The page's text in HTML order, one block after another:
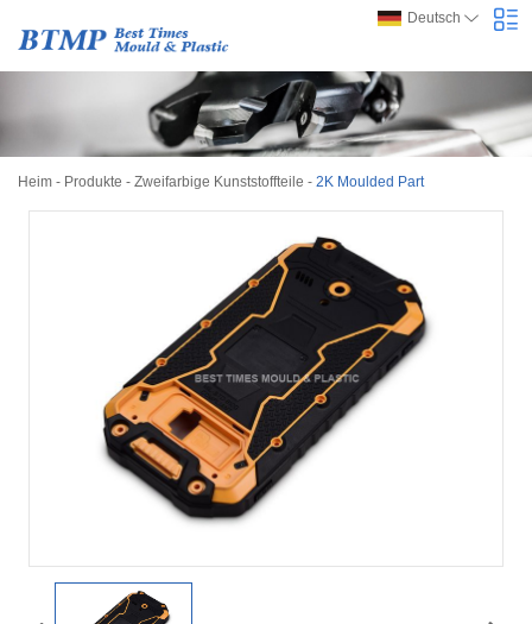
Deutsch
Heim - Produkte - Zweifarbige Kunststoffteile - 2K Moulded Part